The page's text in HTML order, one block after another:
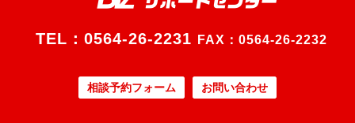
TEL： 0564-26-2231 FAX：0564-26-2232
相談予約フォーム お問い合わせ